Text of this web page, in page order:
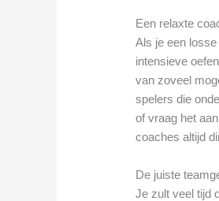
Een relaxte
Als je een
intensieve
van zoveel
spelers die
of vraag het
coaches altijd
De juiste
Je zult veel tijd